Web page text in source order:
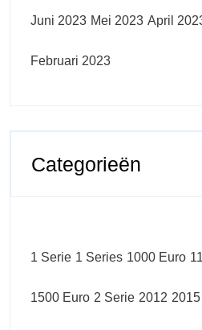
Juni 2023 Mei 2023 April
Februari 2023
Categorieën
1 Serie 1 Series 1000 Euro
1500 Euro 2 Serie 2012 2015